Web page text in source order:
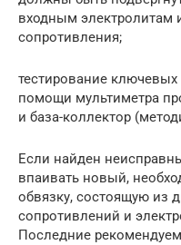
входным
сопротивления;
тестирование
помощи мультиметра
и база-коллектор
Если найден
впаивать новый,
обвязку, состоящую из
сопротивлений и
Последние